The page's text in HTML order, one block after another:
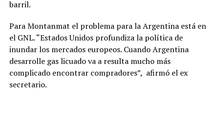
barril.
Para Montanmat el problema para la Argentina está en
el GNL. “Estados Unidos profundiza la política de
inundar los mercados europeos. Cuando Argentina
desarrolle gas licuado va a resulta mucho más
complicado encontrar compradores”, afirmó el ex
secretario.